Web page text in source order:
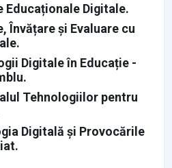
Educaționale Digitale.
Învățare și Evaluare cu
Digitale în Educație -
Tehnologiilor pentru
Digitală și Provocările